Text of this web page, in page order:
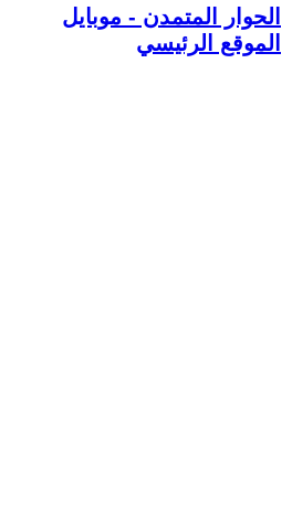
الحوار المتمدن - موبايل
الموقع الرئيسي